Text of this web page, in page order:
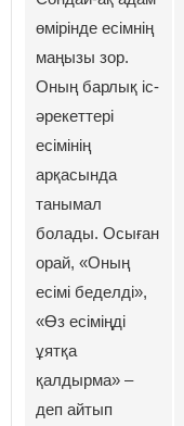
өмірінде есімнің
маңызы зор.
Оның барлық іс-
әрекеттері
есімінің
арқасында
танымал
болады. Осыған
орай, «Оның
есімі беделді»,
«Өз есіміңді
ұятқа
қалдырма» –
деп айтып